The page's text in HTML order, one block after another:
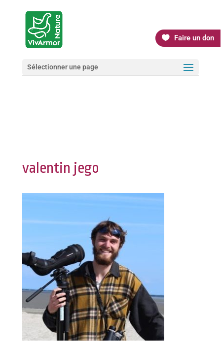
Faire un don
Sélectionner une page
valentin jego